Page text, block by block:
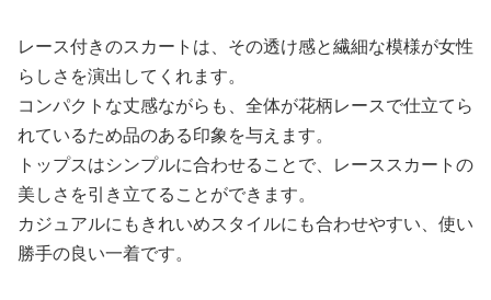
レース付きのスカートは、その透け感と繊細な模様が女性
らしさを演出してくれます。
コンパクトな丈感ながらも、全体が花柄レースで仕立てら
れているため品のある印象を与えます。
トップスはシンプルに合わせることで、レーススカートの
美しさを引き立てることができます。
カジュアルにもきれいめスタイルにも合わせやすい、使い
勝手の良い一着です。